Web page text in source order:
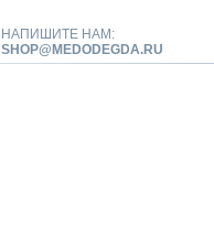
НАПИШИТЕ НАМ:
SHOP@MEDODEGDA.RU